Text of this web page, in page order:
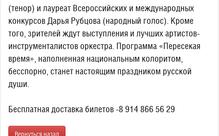
(тенор) и лауреат Всероссийских и международных
конкурсов Дарья Рубцова (народный голос). Кроме
того, зрителей ждут выступления и лучших артистов-
инструменталистов оркестра. Программа «Пересекая
время», наполненная национальным колоритом,
бесспорно, станет настоящим праздником русской
души.
Бесплатная доставка билетов -8 914 866 56 29
Вернуться назад